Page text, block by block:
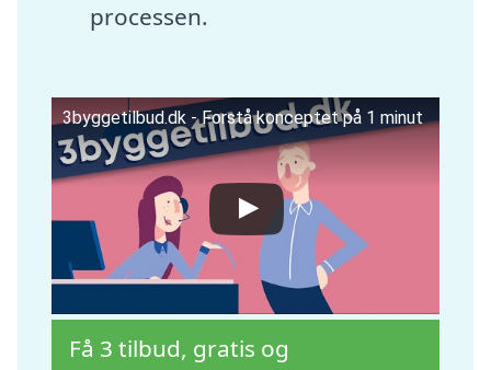
processen.
3byggetilbud.dk - Forstå konceptet på 1 minut
Få 3 tilbud, gratis og